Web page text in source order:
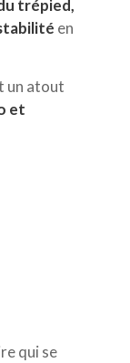
trépied,
en
un atout
et
qui se